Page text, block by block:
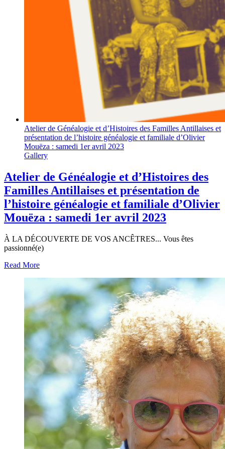
Atelier de Généalogie et d’Histoires des Familles Antillaises et
présentation de l’histoire généalogie et familiale d’Olivier
Mouëza : samedi 1er avril 2023
Gallery
Atelier de Généalogie et d’Histoires des
Familles Antillaises et présentation de
l’histoire généalogie et familiale d’Olivier
Mouëza : samedi 1er avril 2023
À LA DÉCOUVERTE DE VOS ANCÊTRES... Vous êtes
passionné(e)
Read More